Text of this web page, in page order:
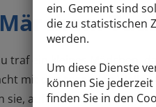
traf ein kleines Mädchen,
mit den tosenden
sie, auf dem weißen Sand.
ein. Gemeint sind
die zu statistischen
werden.
Um diese Dienste
können Sie
finden Sie in den